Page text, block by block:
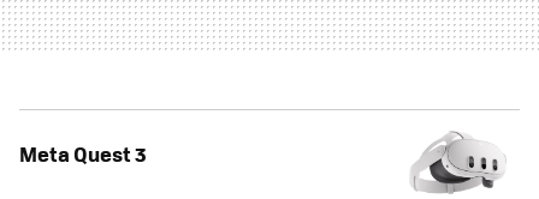
Meta Quest 3